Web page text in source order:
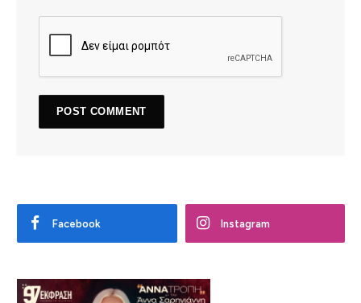
Facebook Instagram